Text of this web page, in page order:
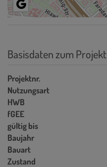
Basisdaten zum Projekt
Projektnr.
Nutzungsart
HWB
fGEE
gültig bis
Baujahr
Bauart
Zustand